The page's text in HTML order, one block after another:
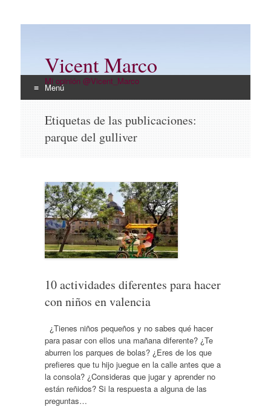
Vicent Marco
Mi opinión @Vicent_Marco
Menú
contenido
Etiquetas de las publicaciones:
parque del gulliver
10 actividades diferentes para hacer
con niños en valencia
¿Tienes niños pequeños y no sabes qué hacer
para pasar con ellos una mañana diferente? ¿Te
aburren los parques de bolas? ¿Eres de los que
prefieres que tu hijo juegue en la calle antes que a
la consola? ¿Consideras que jugar y aprender no
están reñidos? Si la respuesta a alguna de las
preguntas…